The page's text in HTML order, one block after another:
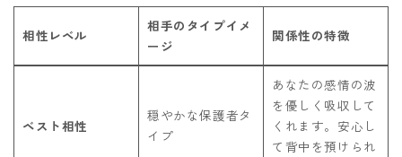
相性レベル
相手のタイプイメ
ージ
関係性の特徴
ベスト相性
穏やかな保護者タ
イプ
あなたの感情の波
を優しく吸収して
くれます。安心し
て背中を預けられ